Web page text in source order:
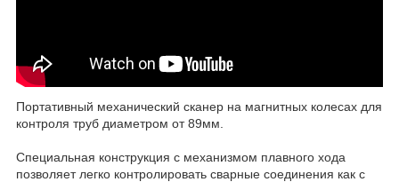
Портативный механический сканер на магнитных колесах для
контроля труб диаметром от 89мм.
Специальная конструкция с механизмом плавного хода
позволяет легко контролировать сварные соединения как с